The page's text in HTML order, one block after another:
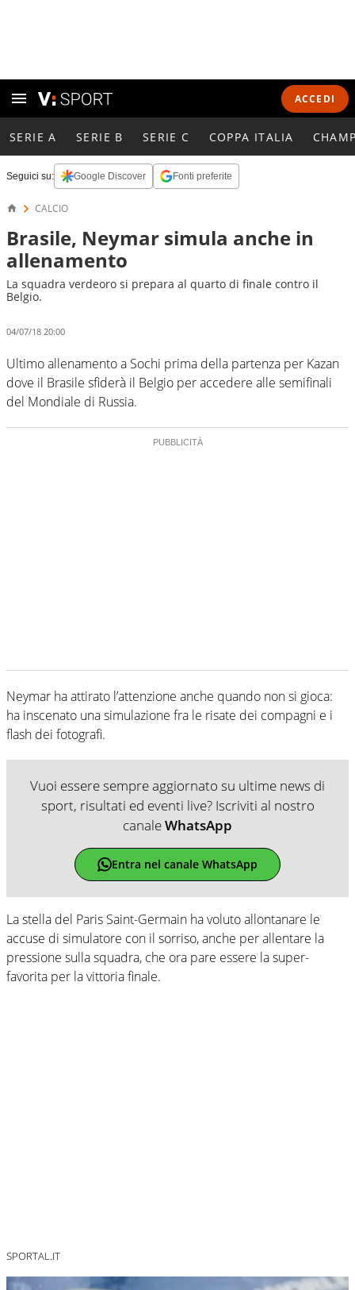
ACCEDI
SERIE A SERIE B SERIE C COPPA ITALIA
Seguici su: Google Discover Fonti preferite
CALCIO
Brasile, Neymar simula anche in
allenamento
La squadra verdeoro si prepara al quarto di finale contro il
Belgio.
04/07/18 20:00
Ultimo allenamento a Sochi prima della partenza per Kazan
dove il Brasile sfiderà il Belgio per accedere alle semifinali
del Mondiale di Russia.
Neymar ha attirato l’attenzione anche quando non si gioca:
ha inscenato una simulazione fra le risate dei compagni e i
flash dei fotografi.
Vuoi essere sempre aggiornato su ultime news di
sport, risultati ed eventi live? Iscriviti al nostro
canaleWhatsApp
Entra nel canale WhatsApp
La stella del Paris Saint-Germain ha voluto allontanare le
accuse di simulatore con il sorriso, anche per allentare la
pressione sulla squadra, che ora pare essere la super-
favorita per la vittoria finale.
SPORTAL.IT